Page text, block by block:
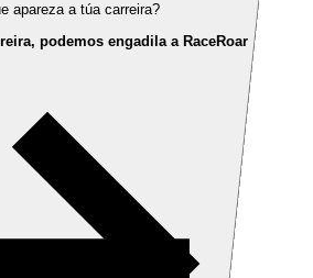
apareza a túa carreira?
podemos engadila a RaceRoar